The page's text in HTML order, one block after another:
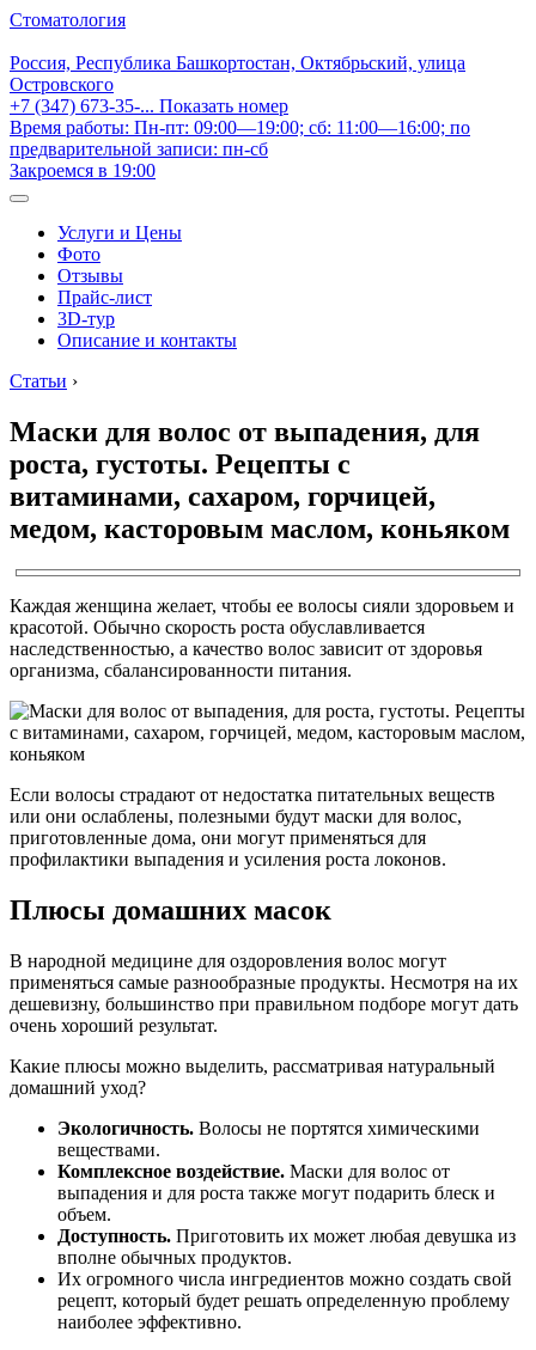
Стоматология
Россия, Республика Башкортостан, Октябрьский, улица
Островского
+7 (347) 673-35-... Показать номер
Время работы: Пн-пт: 09:00—19:00; сб: 11:00—16:00; по
предварительной записи: пн-сб
Закроемся в 19:00
Услуги и Цены
Фото
Отзывы
Прайс-лист
3D-тур
Описание и контакты
Статьи ›
Маски для волос от выпадения, для
роста, густоты. Рецепты с
витаминами, сахаром, горчицей,
медом, касторовым маслом, коньяком
Каждая женщина желает, чтобы ее волосы сияли здоровьем и
красотой. Обычно скорость роста обуславливается
наследственностью, а качество волос зависит от здоровья
организма, сбалансированности питания.
Если волосы страдают от недостатка питательных веществ
или они ослаблены, полезными будут маски для волос,
приготовленные дома, они могут применяться для
профилактики выпадения и усиления роста локонов.
Плюсы домашних масок
В народной медицине для оздоровления волос могут
применяться самые разнообразные продукты. Несмотря на их
дешевизну, большинство при правильном подборе могут дать
очень хороший результат.
Какие плюсы можно выделить, рассматривая натуральный
домашний уход?
Экологичность. Волосы не портятся химическими
веществами.
Комплексное воздействие. Маски для волос от
выпадения и для роста также могут подарить блеск и
объем.
Доступность. Приготовить их может любая девушка из
вполне обычных продуктов.
Их огромного числа ингредиентов можно создать свой
рецепт, который будет решать определенную проблему
наиболее эффективно.